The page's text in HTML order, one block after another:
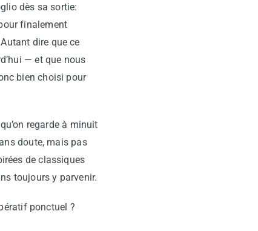
dès sa sortie:
finalement
dire que ce
— et que nous
bien choisi pour
regarde à minuit
doute, mais pas
de classiques
toujours y parvenir.
ponctuel ?